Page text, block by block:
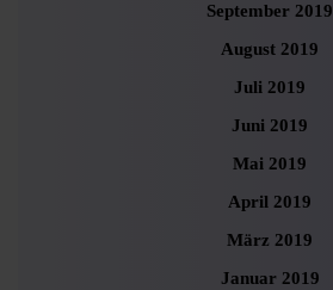
September 2019
August 2019
Juli 2019
Juni 2019
Mai 2019
April 2019
März 2019
Januar 2019